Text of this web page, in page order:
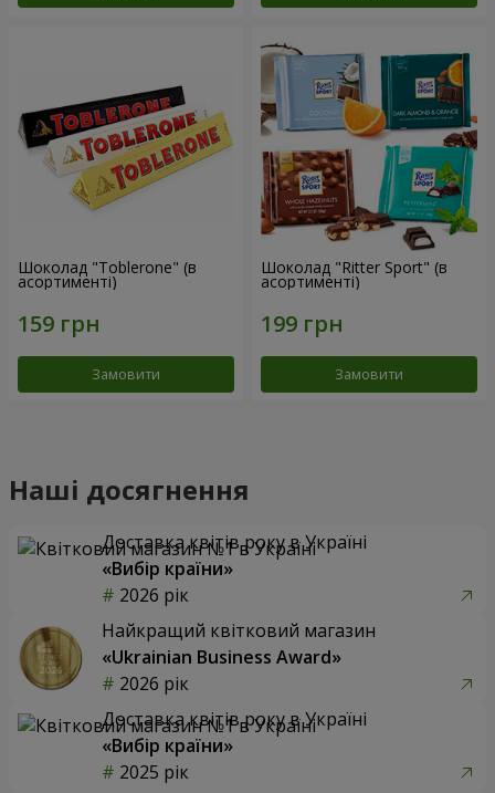
Шоколад "Toblerone" (в
асортименті)
Замовити
Шоколад "Ritter Sport" (в
асортименті)
Замовити
Наші досягнення
Доставка квітів року в Україні
«Вибір країни»
2026 рік
Найкращий квітковий магазин
«Ukrainian Business Award»
2026 рік
Доставка квітів року в Україні
«Вибір країни»
2025 рік